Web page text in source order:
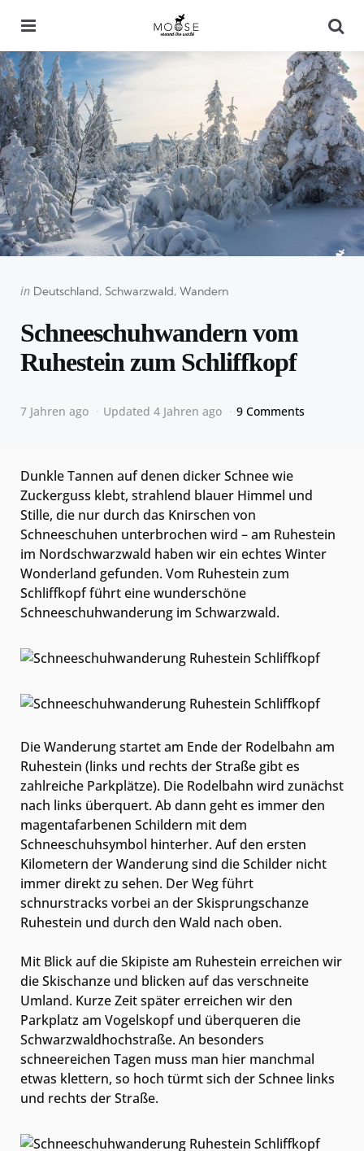
Categories
Posted
in Deutschland Schwarzwald Wandern
Schneeschuhwandern vom
Ruhestein zum Schliffkopf
7 Jahren ago Updated 4 Jahren ago 9 Comments
Dunkle Tannen auf denen dicker Schnee wie
Zuckerguss klebt, strahlend blauer Himmel und
Stille, die nur durch das Knirschen von
Schneeschuhen unterbrochen wird – am Ruhestein
im Nordschwarzwald haben wir ein echtes Winter
Wonderland gefunden. Vom Ruhestein zum
Schliffkopf führt eine wunderschöne
Schneeschuhwanderung im Schwarzwald.
Die Wanderung startet am Ende der Rodelbahn am
Ruhestein (links und rechts der Straße gibt es
zahlreiche Parkplätze). Die Rodelbahn wird zunächst
nach links überquert. Ab dann geht es immer den
magentafarbenen Schildern mit dem
Schneeschuhsymbol hinterher. Auf den ersten
Kilometern der Wanderung sind die Schilder nicht
immer direkt zu sehen. Der Weg führt
schnurstracks vorbei an der Skisprungschanze
Ruhestein und durch den Wald nach oben.
Mit Blick auf die Skipiste am Ruhestein erreichen wir
die Skischanze und blicken auf das verschneite
Umland. Kurze Zeit später erreichen wir den
Parkplatz am Vogelskopf und überqueren die
Schwarzwaldhochstraße. An besonders
schneereichen Tagen muss man hier manchmal
etwas klettern, so hoch türmt sich der Schnee links
und rechts der Straße.